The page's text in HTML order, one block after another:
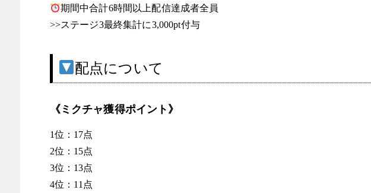
期間中合計6時間以上配信達成者全員
>>ステージ3最終集計に3,000pt付与
配点について
《ミクチャ獲得ポイント》
1位：17点
2位：15点
3位：13点
4位：11点